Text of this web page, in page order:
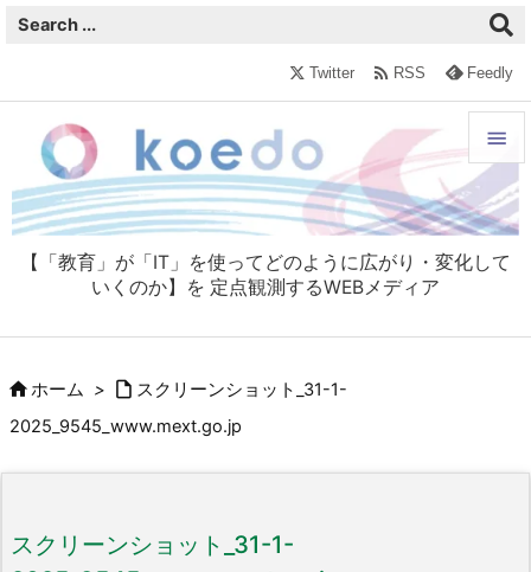
【「教育」が「IT」を使ってどのように広がり・変化して
いくのか】を 定点観測するWEBメディア


メニュ

検索
Twitter  RSS Feedly
ホーム >  スクリーンショット_31-1-
2025_9545_www.mext.go.jp
スクリーンショット_31-1-